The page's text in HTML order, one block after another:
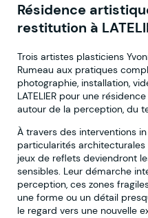
Résidence
restitution à
Trois artistes plasticiens
Rumeau aux pratiques
photographie, installation,
LATELIER pour une
autour de la perception, du
À travers des interventions
particularités
jeux de reflets deviendront
sensibles. Leur démarche
perception, ces zones
une forme ou un détail
le regard vers une nouvelle